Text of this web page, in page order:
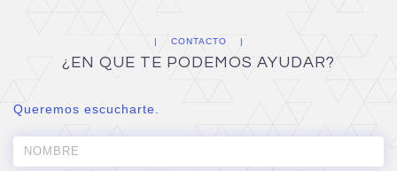
CONTACTO
¿EN QUE TE PODEMOS AYUDAR?
Queremos escucharte.